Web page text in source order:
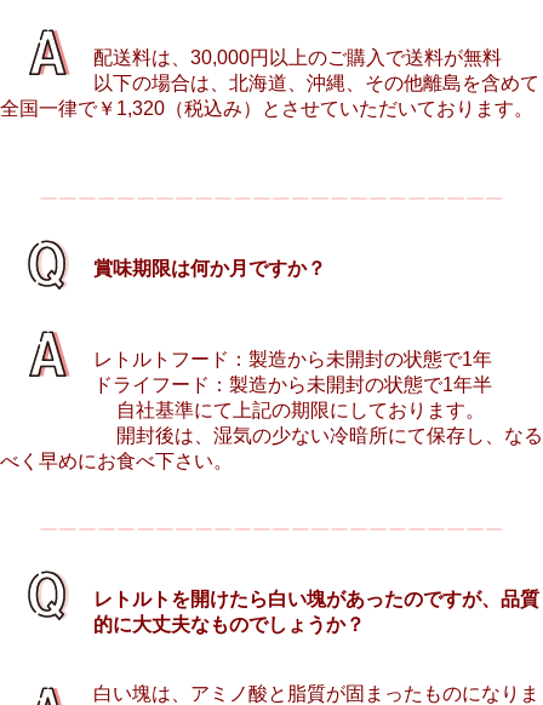
配送料は、30,000円以上のご購入で送料が無料
以下の場合は、北海道、沖縄、その他離島を含めて
全国一律で￥1,320（税込み）とさせていただいております。
ーーーーーーーーーーーーーーーーーーーーーーーー
賞味期限は何か月ですか？
レトルトフード：製造から未開封の状態で1年
ドライフード：製造から未開封の状態で1年半
自社基準にて上記の期限にしております。
開封後は、湿気の少ない冷暗所にて保存し、なる
べく早めにお食べ下さい。
ーーーーーーーーーーーーーーーーーーーーーーーー
レトルトを開けたら白い塊があったのですが、品質
的に大丈夫なものでしょうか？
白い塊は、アミノ酸と脂質が固まったものになりま